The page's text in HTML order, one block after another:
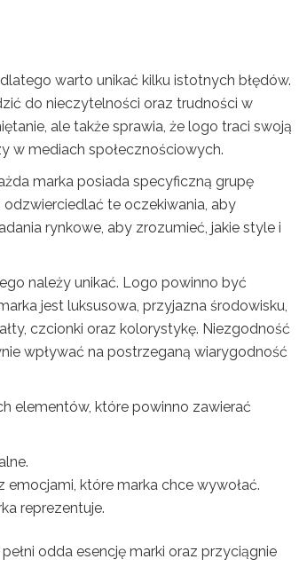
warto unikać kilku istotnych błędów.
do nieczytelności oraz trudności w
ale także sprawia, że logo traci swoją
w mediach społecznościowych.
marka posiada specyficzną grupę
te oczekiwania, aby
rynkowe, aby zrozumieć, jakie style i
należy unikać. Logo powinno być
jest luksusowa, przyjazna środowisku,
czcionki oraz kolorystykę. Niezgodność
wpływać na postrzeganą wiarygodność
elementów, które powinno zawierać
które marka chce wywołać.
reprezentuje.
odda esencję marki oraz przyciągnie